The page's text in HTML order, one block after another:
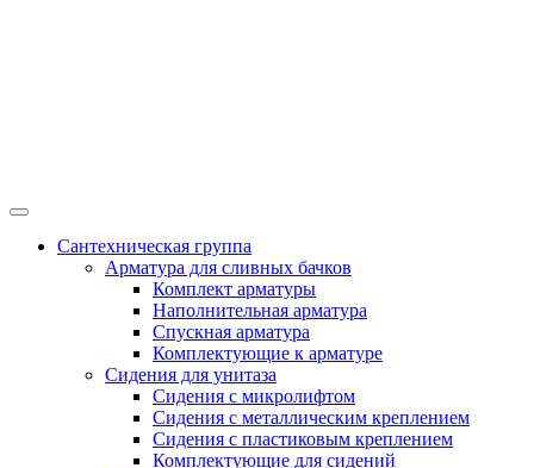
Сантехническая группа
Арматура для сливных бачков
Комплект арматуры
Наполнительная арматура
Спускная арматура
Комплектующие к арматуре
Сидения для унитаза
Сидения с микролифтом
Сидения с металлическим креплением
Сидения с пластиковым креплением
Комплектующие для сидений